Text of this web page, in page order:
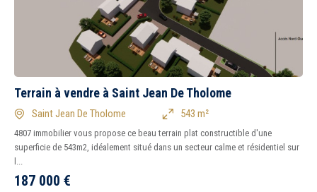
Terrain à vendre à Saint Jean De Tholome
Saint Jean De Tholome 543 m²
4807 immobilier vous propose ce beau terrain plat constructible d'une
superficie de 543m2, idéalement situé dans un secteur calme et résidentiel sur
l...
187 000 €